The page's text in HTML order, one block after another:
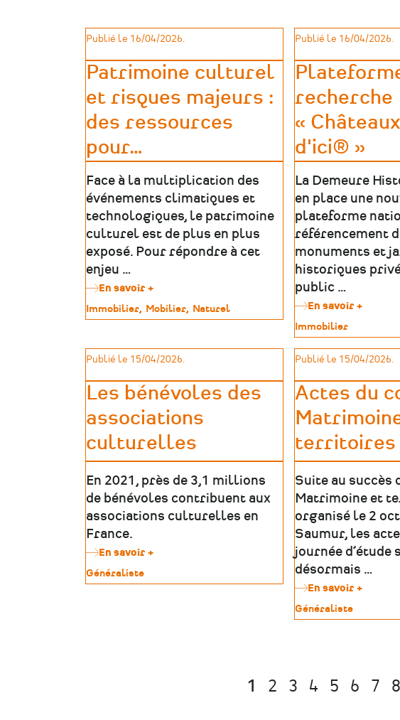
du
bâti
ancien
Nantes
Publié le 16/04/2026.
Patrimoine culturel
et risques majeurs :
des ressources
pour…
Face à la multiplication des
événements climatiques et
technologiques, le patrimoine
culturel est de plus en plus
exposé. Pour répondre à cet
enjeu …
En savoir +
Patrimoine
culturel
majeurs
des
ressources
pour
mieux
anticiper
et
agir
Type
de
Immobilier Mobilier Naturel
Publié le 16/04/2026.
recherche
«
d'ici® »
La Demeure
en place une
plateforme
référencement
monuments et
historiques
public …
En savoir +sur
«
d'ici®
»
Type
de
patrimoine
Immobilier
Publié le 15/04/2026.
Les bénévoles des
associations
culturelles
En 2021, près de 3,1 millions
de bénévoles contribuent aux
associations culturelles en
France.
En savoir +
Type
de
Généraliste
Publié le 15/04/2026.
Actes du
territoires
Suite au succès
Matrimoine et
organisé le 2
Saumur, les
journée d’étude
désormais …
En savoir +sur
Type
de
Généraliste
Page
1 Page
2 Page
3 Page
4 Page
5 Page
6 Page
7 8